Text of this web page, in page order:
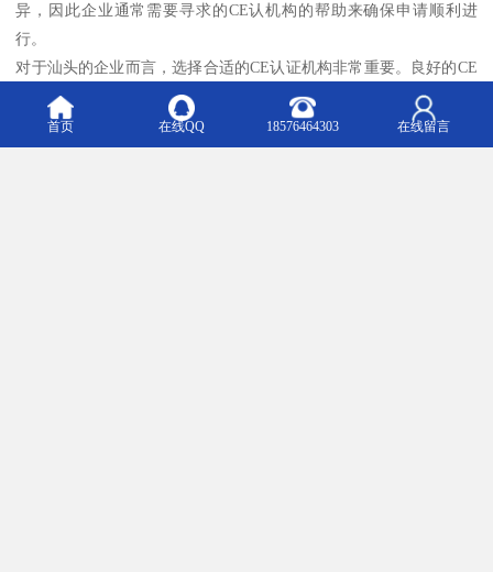
异，因此企业通常需要寻求的CE认机构的帮助来确保申请顺利进
行。
对于汕头的企业而言，选择合适的CE认证机构非常重要。良好的CE
认证机构不仅能够帮助企业流程，还能提供的技术支持和咨询服
务，帮助企业提升产品质量，拓展**市场。在选择CE认证机构时，
企业可以考虑机构的认可情况、服务范围、水平以及费用和周期等
首页 在线QQ 18576464303 在线留言